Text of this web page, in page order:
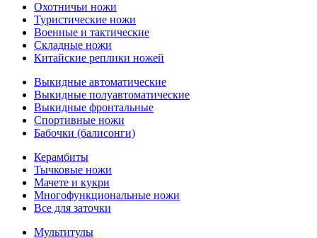
Охотничьи ножи
Туристические ножи
Военные и тактические
Складные ножи
Китайские реплики ножей
Выкидные автоматические
Выкидные полуавтоматические
Выкидные фронтальные
Спортивные ножи
Бабочки (балисонги)
Керамбиты
Тычковые ножи
Мачете и кукри
Многофункциональные ножи
Все для заточки
Мультитулы